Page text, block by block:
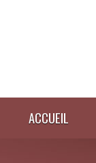
ACCUEIL